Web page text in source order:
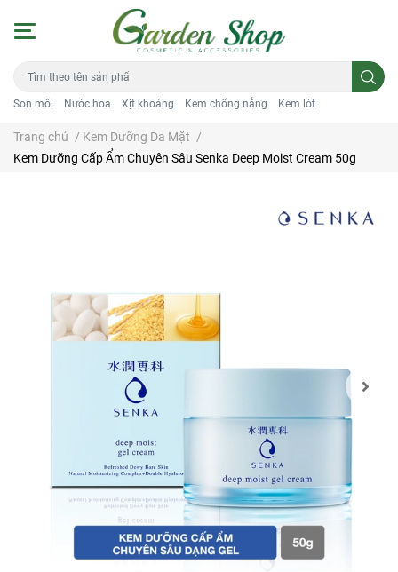
Son môi Nước hoa Xịt khoáng Kem chống nắng Kem lót
Trang chủ / Kem Dưỡng Da Mặt /
Kem Dưỡng Cấp Ẩm Chuyên Sâu Senka Deep Moist Cream 50g